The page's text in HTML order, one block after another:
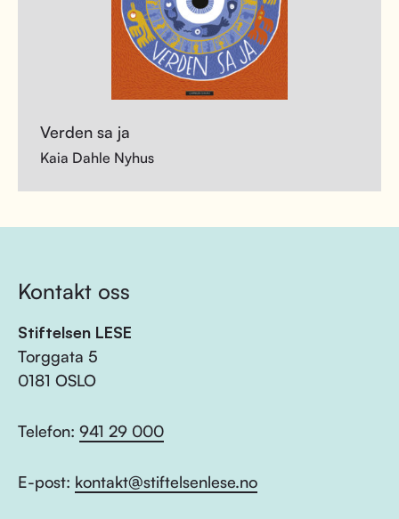
Verden sa ja
Kaia Dahle Nyhus
Kontakt oss
Stiftelsen LESE
Torggata 5
0181 OSLO
Telefon: 941 29 000
E-post: kontakt@stiftelsenlese.no